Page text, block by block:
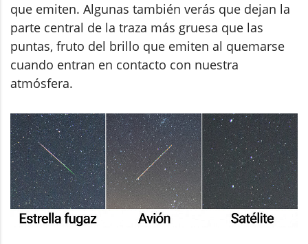
que emiten. Algunas también verás que dejan la
parte central de la traza más gruesa que las
puntas, fruto del brillo que emiten al quemarse
cuando entran en contacto con nuestra
atmósfera.